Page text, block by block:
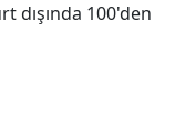
dışında 100'den